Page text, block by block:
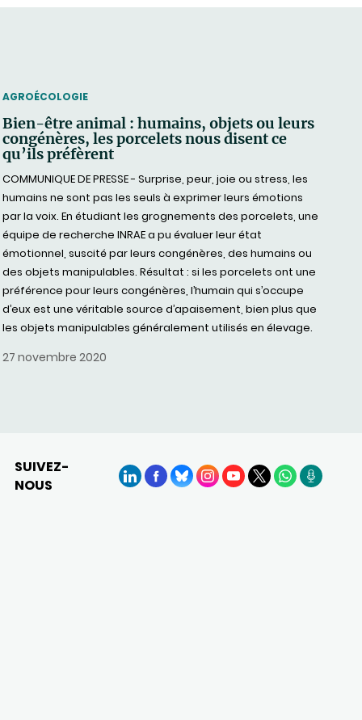
THEMATIC
AGROÉCOLOGIE
Bien-être animal : humains, objets ou leurs
congénères, les porcelets nous disent ce
qu’ils préfèrent
COMMUNIQUE DE PRESSE - Surprise, peur, joie ou stress, les
humains ne sont pas les seuls à exprimer leurs émotions
par la voix. En étudiant les grognements des porcelets, une
équipe de recherche INRAE a pu évaluer leur état
émotionnel, suscité par leurs congénères, des humains ou
des objets manipulables. Résultat : si les porcelets ont une
préférence pour leurs congénères, l’humain qui s’occupe
d’eux est une véritable source d’apaisement, bien plus que
les objets manipulables généralement utilisés en élevage.
27 novembre 2020
SUIVEZ-
NOUS
LinkedInFacebook
BlueSkyInstagram
YouTube
X WhatsApp
Podcasts